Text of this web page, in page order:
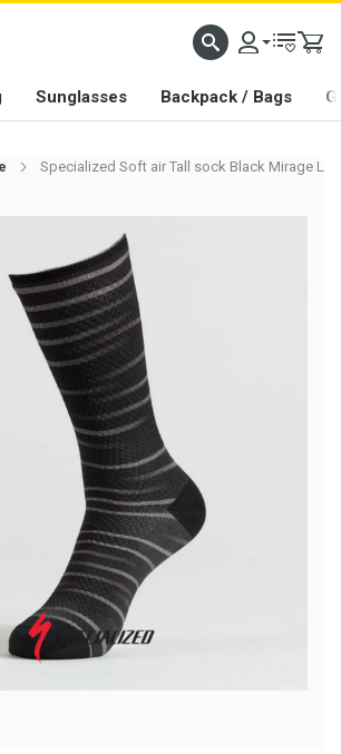
PASSION IN ALL WE DO
Sunglasses Backpack / Bags
Specialized Soft air Tall sock Black Mirage L